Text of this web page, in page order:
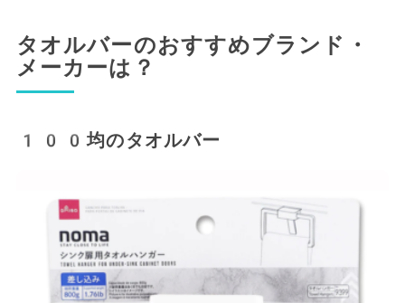
タオルバーのおすすめブランド・
メーカーは？
100均のタオルバー